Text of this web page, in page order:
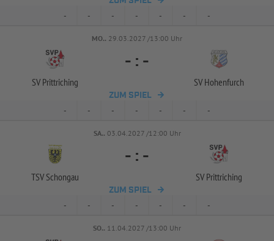
- - - - - - -
MO.. 29.03.2027 /13:00 Uhr
SV Prittriching
- : -
SV Hohenfurch
ZUM SPIEL
- - - - - - -
SA.. 03.04.2027 /12:00 Uhr
TSV Schongau
- : -
SV Prittriching
ZUM SPIEL
- - - - - - -
SO.. 11.04.2027 /13:00 Uhr